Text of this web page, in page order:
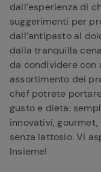
dall’esperienza di
suggerimenti per
dall’antipasto al
dalla tranquilla
da condividere con
assortimento dei
chef potrete
gusto e dieta:
innovativi, gourmet,
senza lattosio. Vi
Insieme!